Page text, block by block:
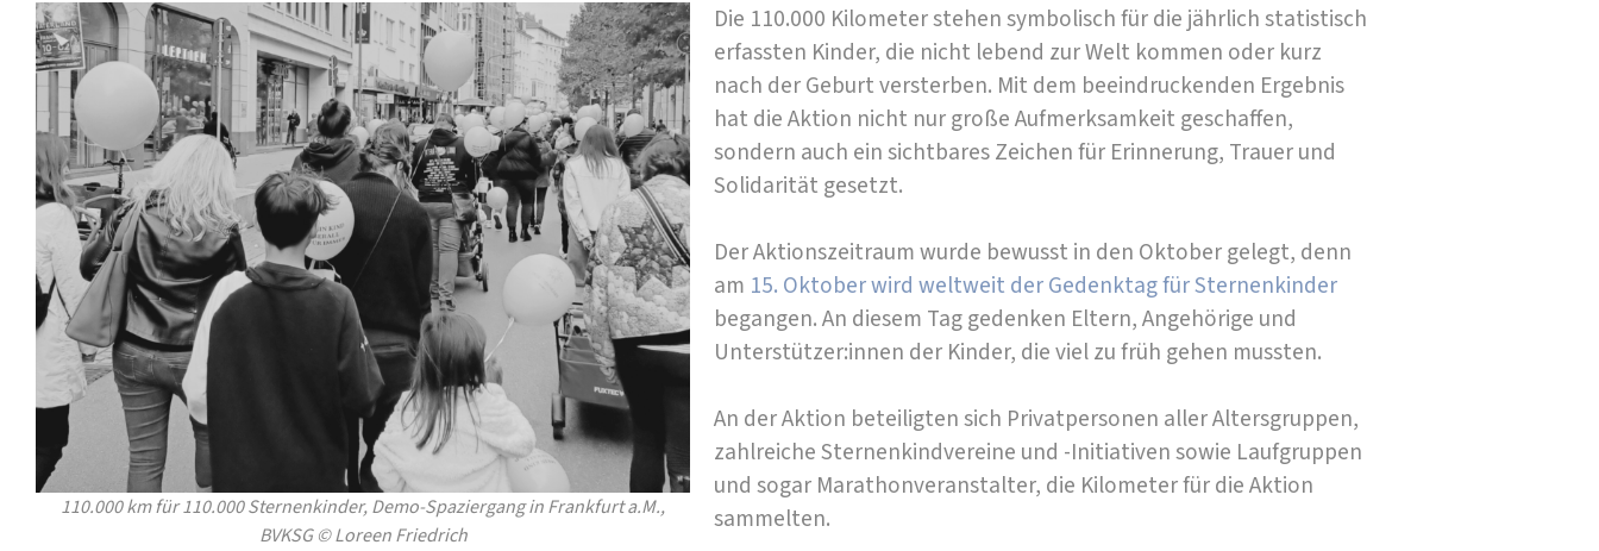
110.000 km für 110.000 Sternenkinder, Demo-Spaziergang in Frankfurt a.M.,
BVKSG © Loreen Friedrich
Die 110.000 Kilometer stehen symbolisch für die jährlich statistisch
erfassten Kinder, die nicht lebend zur Welt kommen oder kurz
nach der Geburt versterben. Mit dem beeindruckenden Ergebnis
hat die Aktion nicht nur große Aufmerksamkeit geschaffen,
sondern auch ein sichtbares Zeichen für Erinnerung, Trauer und
Solidarität gesetzt.
Der Aktionszeitraum wurde bewusst in den Oktober gelegt, denn
am 15. Oktober wird weltweit der Gedenktag für Sternenkinder
begangen. An diesem Tag gedenken Eltern, Angehörige und
Unterstützer:innen der Kinder, die viel zu früh gehen mussten.
An der Aktion beteiligten sich Privatpersonen aller Altersgruppen,
zahlreiche Sternenkindvereine und -Initiativen sowie Laufgruppen
und sogar Marathonveranstalter, die Kilometer für die Aktion
sammelten.